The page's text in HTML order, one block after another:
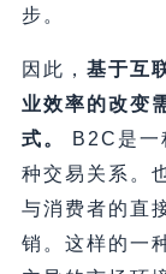
步。
因此， 基于互
业效率的改变
式。
B2C是一
种交易关系。
与消费者的直
销。这样的一